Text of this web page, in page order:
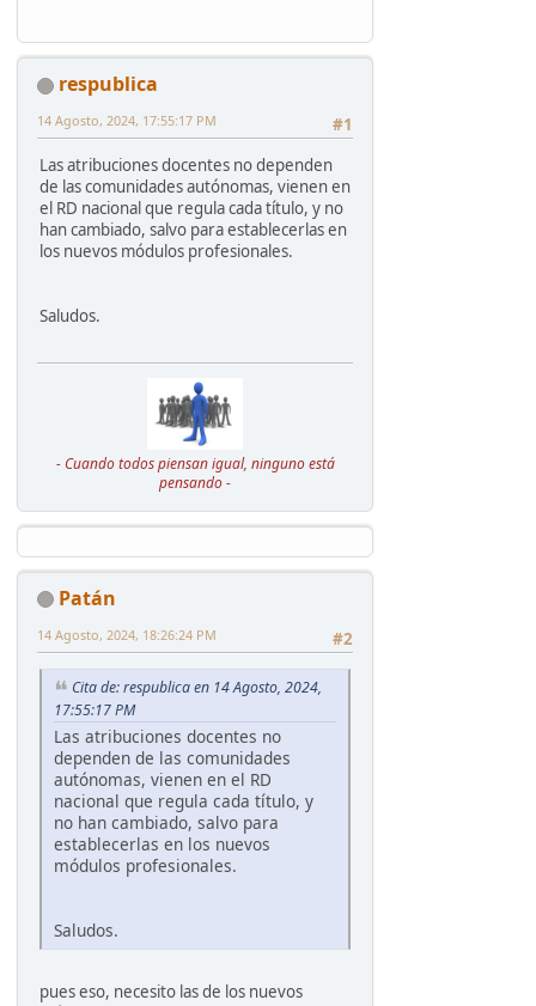
respublica
#1
14 Agosto, 2024, 17:55:17 PM
Las atribuciones docentes no dependen
de las comunidades autónomas, vienen en
el RD nacional que regula cada título, y no
han cambiado, salvo para establecerlas en
los nuevos módulos profesionales.
Saludos.
- Cuando todos piensan igual, ninguno está
pensando -
Patán
#2
14 Agosto, 2024, 18:26:24 PM
Cita de: respublica en 14 Agosto, 2024,
17:55:17 PM
Las atribuciones docentes no
dependen de las comunidades
autónomas, vienen en el RD
nacional que regula cada título, y
no han cambiado, salvo para
establecerlas en los nuevos
módulos profesionales.
Saludos.
pues eso, necesito las de los nuevos